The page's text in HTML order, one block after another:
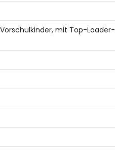
Vorschulkinder, mit Top-Loader-